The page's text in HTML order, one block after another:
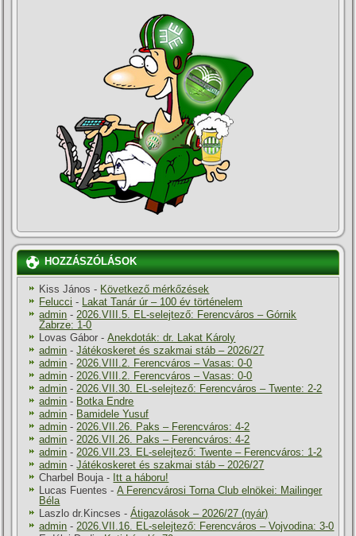
HOZZÁSZÓLÁSOK
Kiss János - Következő mérkőzések
Felucci - Lakat Tanár úr – 100 év történelem
admin - 2026.VIII.5. EL-selejtező: Ferencváros – Górnik
Zabrze: 1-0
Lovas Gábor -Anekdoták: dr. Lakat Károly
admin -Játékoskeret és szakmai stáb – 2026/27
admin - 2026.VIII.2. Ferencváros – Vasas: 0-0
admin - 2026.VIII.2. Ferencváros – Vasas: 0-0
admin - 2026.VII.30. EL-selejtező: Ferencváros – Twente: 2-2
admin - Botka Endre
admin - Bamidele Yusuf
admin - 2026.VII.26. Paks – Ferencváros: 4-2
admin - 2026.VII.26. Paks – Ferencváros: 4-2
admin - 2026.VII.23. EL-selejtező: Twente – Ferencváros: 1-2
admin -Játékoskeret és szakmai stáb – 2026/27
Charbel Bouja - Itt a háboru!
Lucas Fuentes -A Ferencvárosi Torna Club elnökei: Mailinger
Béla
Laszlo dr.Kincses -Átigazolások – 2026/27 (nyár)
admin - 2026.VII.16. EL-selejtező: Ferencváros – Vojvodina: 3-0